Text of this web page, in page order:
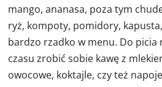
mango, ananasa, poza tym
ryż, kompoty, pomidory, kapusta,
bardzo rzadko w menu. Do picia
czasu zrobić sobie kawę z
owocowe, koktajle, czy też